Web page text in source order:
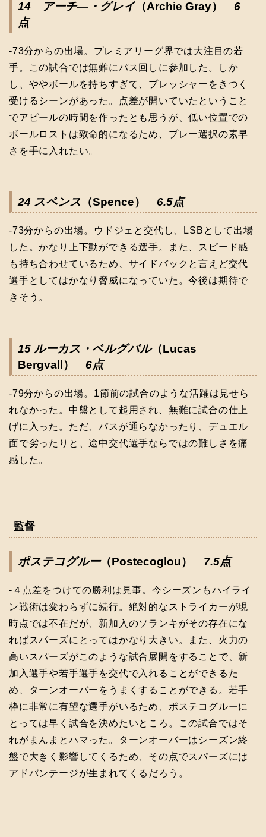
14 アーチ―・グレイ （Archie Gray） 6
点
-73分からの出場。プレミアリーグ界では大注目の若
手。この試合では無難にパス回しに参加した。しか
し、ややボールを持ちすぎて、プレッシャーをきつく
受けるシーンがあった。点差が開いていたということ
でアピールの時間を作ったとも思うが、低い位置での
ボールロストは致命的になるため、プレー選択の素早
さを手に入れたい。
24 スペンス （Spence） 6.5点
-73分からの出場。ウドジェと交代し、LSBとして出場
した。かなり上下動ができる選手。また、スピード感
も持ち合わせているため、サイドバックと言えど交代
選手としてはかなり脅威になっていた。今後は期待で
きそう。
15 ルーカス・ベルグバル（Lucas
Bergvall） 6点
-79分からの出場。1節前の試合のような活躍は見せら
れなかった。中盤として起用され、無難に試合の仕上
げに入った。ただ、パスが通らなかったり、デュエル
面で劣ったりと、途中交代選手ならではの難しさを痛
感した。
監督
ポステコグルー（Postecoglou） 7.5点
-４点差をつけての勝利は見事。今シーズンもハイライ
ン戦術は変わらずに続行。絶対的なストライカーが現
時点では不在だが、新加入のソランキがその存在にな
ればスパーズにとってはかなり大きい。また、火力の
高いスパーズがこのような試合展開をすることで、新
加入選手や若手選手を交代で入れることができるた
め、ターンオーバーをうまくすることができる。若手
枠に非常に有望な選手がいるため、ポステコグルーに
とっては早く試合を決めたいところ。この試合ではそ
れがまんまとハマった。ターンオーバーはシーズン終
盤で大きく影響してくるため、その点でスパーズには
アドバンテージが生まれてくるだろう。